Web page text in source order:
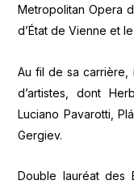
Metropolitan Opera
d’État de Vienne et
Au fil de sa carrière,
d’artistes, dont
Luciano Pavarotti,
Gergiev.
Double lauréat des